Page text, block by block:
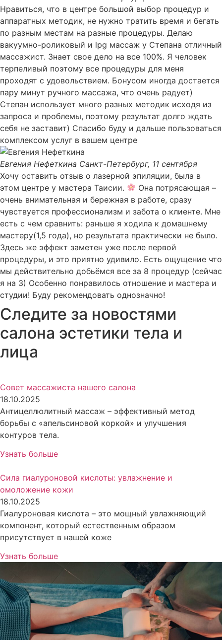
Нравиться, что в центре большой выбор процедур и
аппаратных методик, не нужно тратить время и бегать
по разным местам на разные процедуры. Делаю
вакуумно-роликовый и lpg массаж у Степана отличный
массажист. Знает свое дело на все 100%. Я человек
терпеливый поэтому все процедуры для меня
проходят с удовольствием. Бонусом иногда достается
пару минут ручного массажа, что очень радует)
Степан использует много разных методик исходя из
запроса и проблемы, поэтому результат долго ждать
себя не заставит) Спасибо буду и дальше пользоваться
комплексом услуг в вашем центре
Евгения Нефеткина Санкт-Петербург, 11 сентября
Хочу оставить отзыв о лазерной эпиляции, была в
этом центре у мастера Таисии.
Она потрясающая –
очень внимательная и бережная в работе, сразу
чувствуется профессионализм и забота о клиенте. Мне
есть с чем сравнить: раньше я ходила к домашнему
мастеру(1,5 года), но результата практически не было.
Здесь же эффект заметен уже после первой
процедуры, и это приятно удивило. Есть ощущение что
мы действительно добьёмся все за 8 процедур (сейчас
я на 3) Особенно понравилось отношение и мастера и
студии! Буду рекомендовать однозначно!
Следите за новостями
салона эстетики тела и
лица
Совет массажиста нашего салона
18.10.2025
Антицеллюлитный массаж – эффективный метод
борьбы с «апельсиновой коркой» и улучшения
контуров тела.
Узнать больше
Сила гиалуроновой кислоты: увлажнение и
омоложение кожи
18.10.2025
Гиалуроновая кислота – это мощный увлажняющий
компонент, который естественным образом
присутствует в нашей коже
Узнать больше